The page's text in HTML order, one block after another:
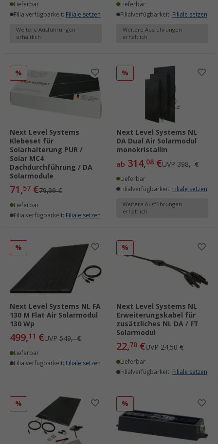
Lieferbar
Filialverfügbarkeit: Filiale setzen
Weitere Ausführungen
erhältlich
Lieferbar
Filialverfügbarkeit: Filiale setzen
Weitere Ausführungen
erhältlich
%
Next Level Systems
Klebeset für
Solarhalterung PUR /
Solar MC4
Dachdurchführung / DA
Solarmodule
71,57 €79,99 €
Lieferbar
Filialverfügbarkeit: Filiale setzen
%
Next Level Systems NL
DA Dual Air Solarmodul
monokristallin
ab 314,08 €UVP 398,- €
Lieferbar
Filialverfügbarkeit: Filiale setzen
Weitere Ausführungen
erhältlich
%
Next Level Systems NL FA
130 M Flat Air Solarmodul
130 Wp
499,11 €UVP 549,- €
Lieferbar
Filialverfügbarkeit: Filiale setzen
%
Next Level Systems NL
Erweiterungskabel für
zusätzliches NL DA / FT
Solarmodul
22,70 €UVP 24,50 €
Lieferbar
Filialverfügbarkeit: Filiale setzen
% %